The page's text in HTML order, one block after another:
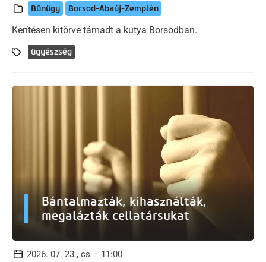
Bűnügy Borsod-Abaúj-Zemplén
Kerítésen kitörve támadt a kutya Borsodban.
ügyészség
Bántalmazták, kihasználták,
megalázták cellatársukat
2026. 07. 23., cs – 11:00